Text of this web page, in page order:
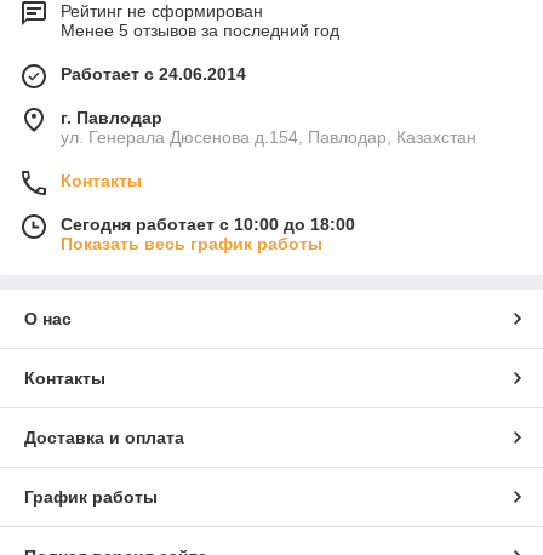
Рейтинг не сформирован
Менее 5 отзывов за последний год
Работает с 24.06.2014
г. Павлодар
ул. Генерала Дюсенова д.154, Павлодар, Казахстан
Контакты
Сегодня работает с 10:00 до 18:00
Показать весь график работы
О нас
Контакты
Доставка и оплата
График работы